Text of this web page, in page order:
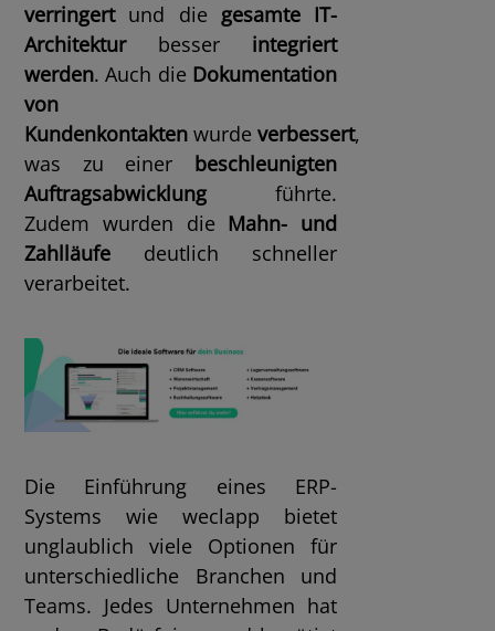
verringert und die gesamte IT-
Architekturbesser integriert
werden. Auch die Dokumentation
von
Kundenkontakten wurdeverbessert,
was zu einer beschleunigten
Auftragsabwicklung führte.
Zudem wurden die Mahn- und
Zahlläufe deutlich schneller
verarbeitet.
Die Einführung eines ERP-
Systems wie weclapp bietet
unglaublich viele Optionen für
unterschiedliche Branchen und
Teams. Jedes Unternehmen hat